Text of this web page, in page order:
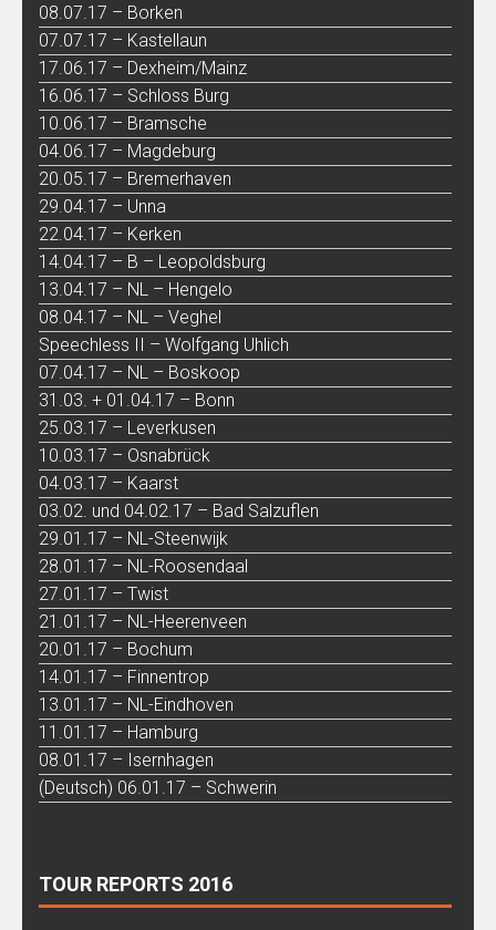
08.07.17 – Borken
07.07.17 – Kastellaun
17.06.17 – Dexheim/Mainz
16.06.17 – Schloss Burg
10.06.17 – Bramsche
04.06.17 – Magdeburg
20.05.17 – Bremerhaven
29.04.17 – Unna
22.04.17 – Kerken
14.04.17 – B – Leopoldsburg
13.04.17 – NL – Hengelo
08.04.17 – NL – Veghel
Speechless II – Wolfgang Uhlich
07.04.17 – NL – Boskoop
31.03. + 01.04.17 – Bonn
25.03.17 – Leverkusen
10.03.17 – Osnabrück
04.03.17 – Kaarst
03.02. und 04.02.17 – Bad Salzuflen
29.01.17 – NL-Steenwijk
28.01.17 – NL-Roosendaal
27.01.17 – Twist
21.01.17 – NL-Heerenveen
20.01.17 – Bochum
14.01.17 – Finnentrop
13.01.17 – NL-Eindhoven
11.01.17 – Hamburg
08.01.17 – Isernhagen
(Deutsch) 06.01.17 – Schwerin
TOUR REPORTS 2016